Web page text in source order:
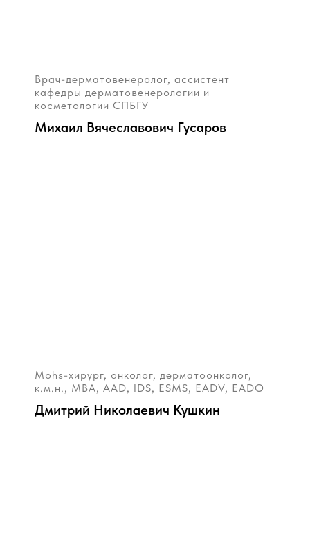
Врач-дерматовенеролог, ассистент
кафедры дерматовенерологии и
косметологии СПБГУ
Михаил Вячеславович Гусаров
Mohs-хирург, онколог, дерматоонколог,
к.м.н., МВА, AAD, IDS, ESMS, EADV, EADO
Дмитрий Николаевич Кушкин